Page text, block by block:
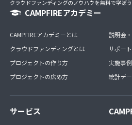
クラウドファンディングのノウハウを無料で学ぼう
CAMPFIREアカデミー
CAMPFIREアカデミーとは
クラウドファンディングとは
プロジェクトの作り方
プロジェクトの広め方
説明会
サポー
実施事例
統計デ
サービス